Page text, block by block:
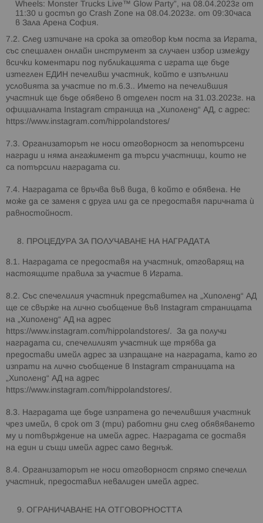
Wheels: Monster Trucks Live™ Glow Party”, на 08.04.2023г от
11:30 и достъп до Crash Zone на 08.04.2023г. от 09:30часа
в Зала Арена София.
7.2. След изтичане на срокa за отговор към поста за Играта,
със специален онлайн инструмент за случаен избор измежду
всички коментари под публикацията с играта ще бъде
изтеглен ЕДИН печеливш участник, който е изпълнили
условията за участие по т.6.3.. Името на печелившия
участник ще бъде обявено в отделен пост на 31.03.2023г. на
официалната Instagram страница на „Хиполенд“ АД, с адрес:
https://www.instagram.com/hippolandstores/
7.3. Организаторът не носи отговорност за непотърсени
награди и няма ангажимент да търси участници, които не
са потърсили наградата си.
7.4. Наградата се връчва във вида, в който е обявена. Не
може да се заменя с друга или да се предоставя паричната ѝ
равностойност.
ПРОЦЕДУРА ЗА ПОЛУЧАВАНЕ НА НАГРАДАТА
8.1. Наградата се предоставя на участник, отговарящ на
настоящите правила за участие в Играта.
8.2. Със спечелилия участник представител на „Хиполенд“ АД
ще се свърже на лично съобщение във Instagram страницата
на „Хиполенд“ АД на адрес
https://www.instagram.com/hippolandstores/. За да получи
наградата си, спечелилият участник ще трябва да
предостави имейл адрес за изпращане на наградата, като го
изпрати на лично съобщение в Instagram страницата на
„Хиполенд“ АД на адрес
https://www.instagram.com/hippolandstores/.
8.3. Наградата ще бъде изпратена до печелившия участник
чрез имейл, в срок от 3 (три) работни дни след обявяването
му и потвърждение на имейл адрес. Наградата се доставя
на един и същи имейл адрес само веднъж.
8.4. Организаторът не носи отговорност спрямо спечелил
участник, предоставил невалиден имейл адрес.
ОГРАНИЧАВАНЕ НА ОТГОВОРНОСТТА